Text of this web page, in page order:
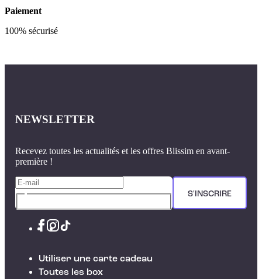
Paiement
100% sécurisé
NEWSLETTER
Recevez toutes les actualités et les offres Blissim en avant-
première !
S'INSCRIRE
Utiliser une carte cadeau
Toutes les box